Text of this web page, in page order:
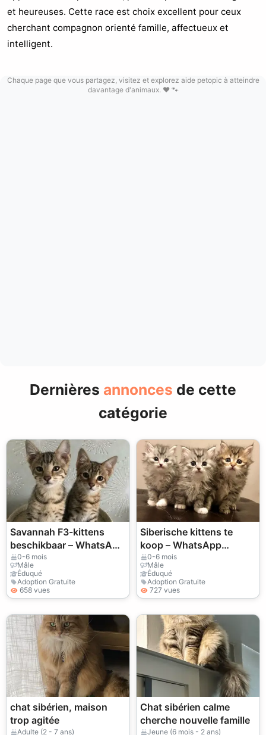
et heureuses. Cette race est choix excellent pour ceux
cherchant compagnon orienté famille, affectueux et
intelligent.
Chaque page que vous partagez, visitez et explorez aide petopic à atteindre
davantage d'animaux. ❤️ 🐾
Dernières annonces de cette
catégorie
Savannah F3-kittens
beschikbaar – WhatsApp
+33773117748
0-6 mois
Mâle
Éduqué
Adoption Gratuite
658 vues
Siberische kittens te
koop – WhatsApp
+33773117748
0-6 mois
Mâle
Éduqué
Adoption Gratuite
727 vues
chat sibérien, maison
trop agitée
Adulte (2 - 7 ans)
Chat sibérien calme
cherche nouvelle famille
Jeune (6 mois - 2 ans)